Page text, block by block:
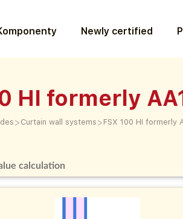
Newly certified
HI formerly
> Curtain wall systems > FSX 100 HI formerly
calculation